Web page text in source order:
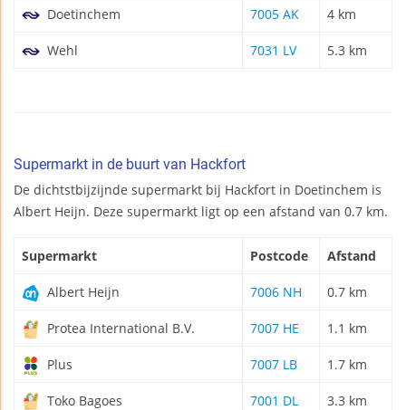
Doetinchem 7005 AK 4 km
Wehl 7031 LV 5.3 km
Supermarkt in de buurt van Hackfort
De dichtstbijzijnde supermarkt bij Hackfort in Doetinchem is
Albert Heijn. Deze supermarkt ligt op een afstand van 0.7 km.
Supermarkt Postcode Afstand
Albert Heijn 7006 NH 0.7 km
Protea International B.V. 7007 HE 1.1 km
Plus 7007 LB 1.7 km
Toko Bagoes 7001 DL 3.3 km